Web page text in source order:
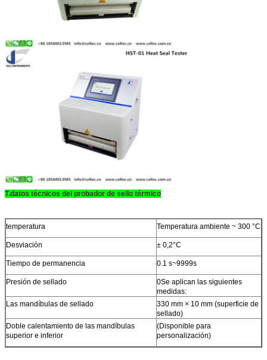
T.datos técnicos del probador de sello térmico
temperatura Temperatura ambiente ~ 300 °C
Desviación ± 0,2°C
Tiempo de permanencia 0.1 s~9999s
Presión de sellado
0Se aplican las siguientes
medidas:
Las mandíbulas de sellado
330 mm × 10 mm (superficie de
sellado)
Doble calentamiento de las mandíbulas
superior e inferior
(Disponible para
personalización)